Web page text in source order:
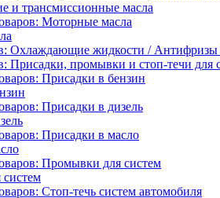
и трансмиссионные масла